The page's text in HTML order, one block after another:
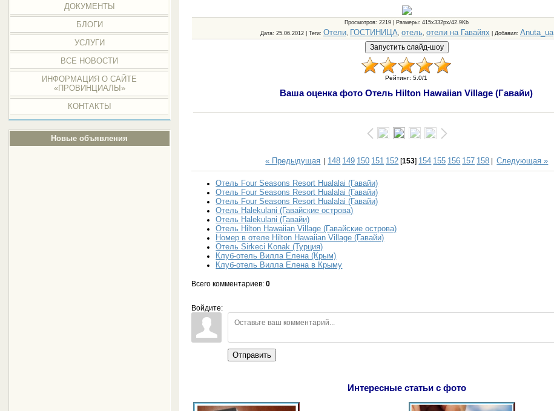
ДОКУМЕНТЫ
БЛОГИ
УСЛУГИ
ВСЕ НОВОСТИ
ИНФОРМАЦИЯ О САЙТЕ
«ПРОВИНЦИАЛЫ»
КОНТАКТЫ
Новые объявления
Просмотров: 2219 | Размеры: 415x332px/42.9Kb
Дата: 25.06.2012 | Теги: Отели ГОСТИНИЦА отель, отели на Гавайях Добавил: Anuta_ua
Рейтинг:5.0/1
Ваша оценка фото Отель Hilton Hawaiian Village (Гавайи)
« Предыдущая | 148 149 150 151 152 [153] 154 155 156 157 158 |Следующая »
Отель Four Seasons Resort Hualalai (Гавайи)
Отель Four Seasons Resort Hualalai (Гавайи)
Отель Four Seasons Resort Hualalai (Гавайи)
Отель Halekulani (Гавайские острова)
Отель Halekulani (Гавайи)
Отель Hilton Hawaiian Village (Гавайские острова)
Номер в отеле Hilton Hawaiian Village (Гавайи)
Отель Sirkeci Konak (Турция)
Клуб-отель Вилла Елена (Крым)
Клуб-отель Вилла Елена в Крыму
Всего комментариев:0
Войдите:
Отправить
Интересные статьи с фото